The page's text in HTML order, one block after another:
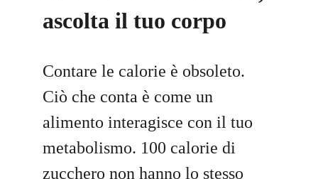
ascolta il tuo corpo
Contare le calorie è obsoleto.
Ciò che conta è come un
alimento interagisce con il tuo
metabolismo. 100 calorie di
zucchero non hanno lo stesso